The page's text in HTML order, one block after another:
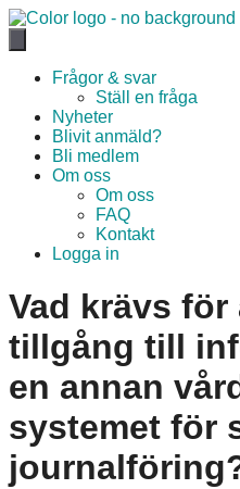
Hoppa
till
innehåll
Frågor & svar
Ställ en fråga
Nyheter
Blivit anmäld?
Bli medlem
Om oss
Om oss
FAQ
Kontakt
Logga in
Vad krävs
tillgång till
en annan
systemet för